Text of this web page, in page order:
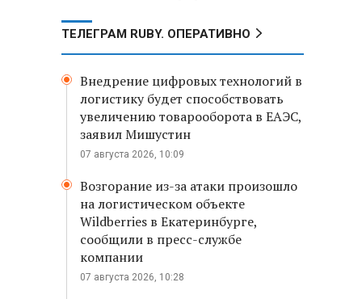
ТЕЛЕГРАМ RUBY. ОПЕРАТИВНО
Внедрение цифровых технологий в
логистику будет способствовать
увеличению товарооборота в ЕАЭС,
заявил Мишустин
07 августа 2026, 10:09
Возгорание из-за атаки произошло
на логистическом объекте
Wildberries в Екатеринбурге,
сообщили в пресс-службе
компании
07 августа 2026, 10:28